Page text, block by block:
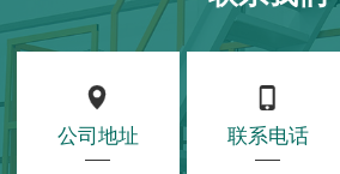
公司地址 联系电话